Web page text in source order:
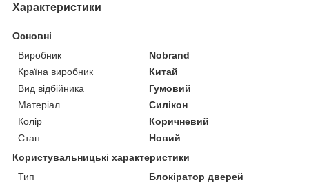
Характеристики
Основні
Виробник
Nobrand
Країна виробник
Китай
Вид відбійника
Гумовий
Матеріал
Силікон
Колір
Коричневий
Стан
Новий
Користувальницькі характеристики
Тип
Блокіратор дверей